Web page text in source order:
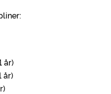
år)
år)